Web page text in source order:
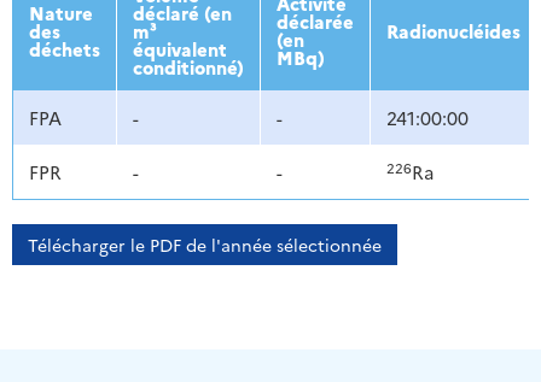
Nature
des
déchets
déclaré (en
m³
équivalent
conditionné)
déclarée
(en
MBq)
Radionucléides
FPA - - 241:00:00
FPR - - 226Ra
Télécharger le PDF de l'année sélectionnée